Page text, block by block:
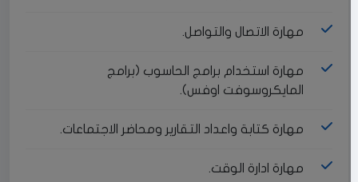
مهارة الاتصال والتواصل.
مهارة استخدام برامج الحاسوب (برامج
المايكروسوفت اوفس).
مهارة كتابة واعداد التقارير ومحاضر الاجتماعات.
مهارة ادارة الوقت.